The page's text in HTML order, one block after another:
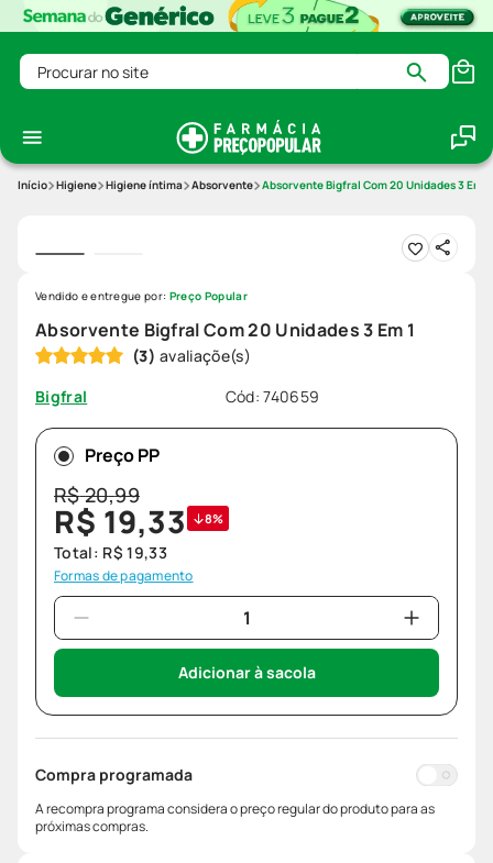
Procurar no site
Higiene Higiene íntima Absorvente Absorvente Bigfral Com 20 Unidades 3 Em 1
Absorvente Bigfral Com 20 Unidades 3 Em 1
(3)
Bigfral
Cód:740659
Vendido e entregue por: Preço Popular
Preço PP
R$20,99
R$ 19,33 8%
Total: R$ 19,33
Formas de pagamento
Adicionar à sacola
Compra programada
A recompra programa considera o preço regular do produto para as
próximas compras.